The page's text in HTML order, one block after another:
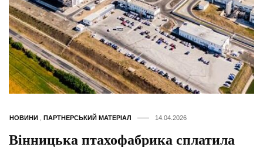
НОВИНИ ПАРТНЕРСЬКИЙ МАТЕРІАЛ 14.04.2026
Вінницька птахофабрика сплатила